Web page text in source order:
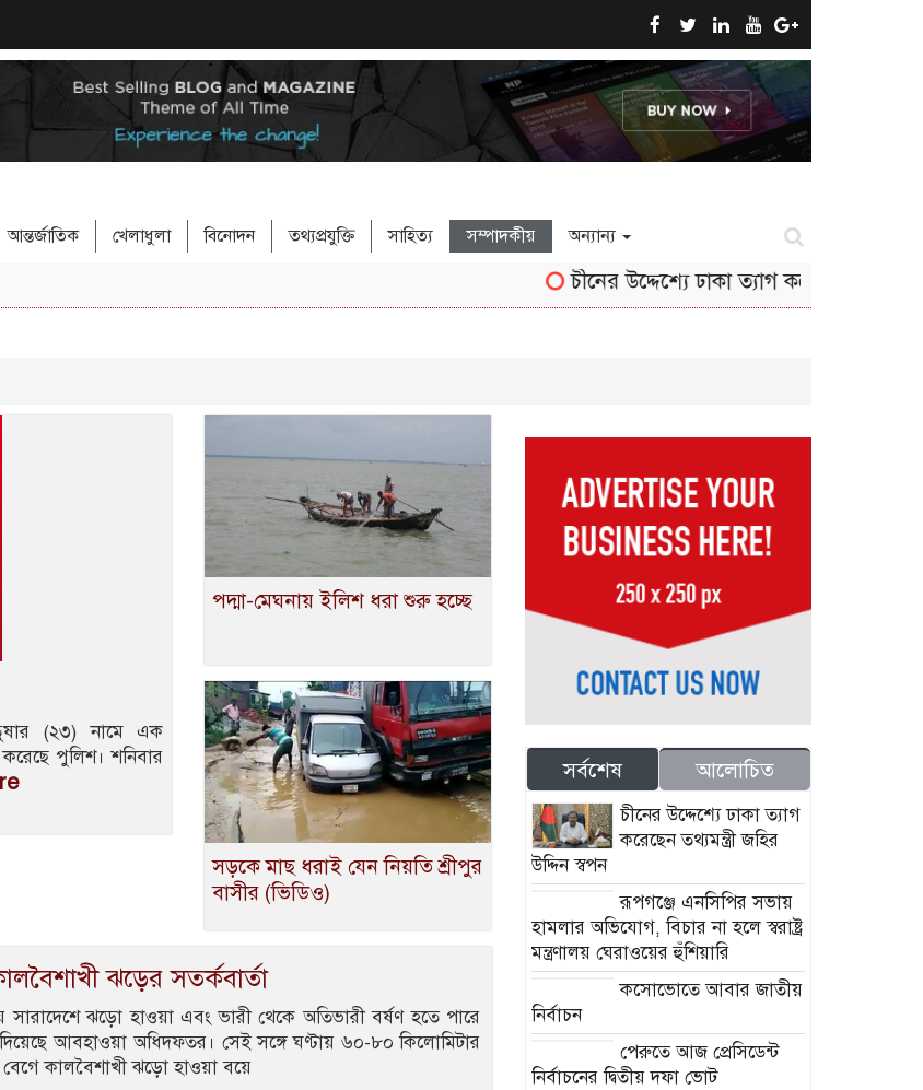
আন্তর্জাতিক খেলাধুলা বিনোদন তথ্যপ্রযুক্তি সাহিত্য সম্পাদকীয় অন্যান্য
চীনের উদ্দেশ্যে ঢাকা ত্যাগ করেছেন তথ্যমন্ত্রী
(২৩) নামে এক
পুলিশ। শনিবার
পদ্মা-মেঘনায় ইলিশ ধরা শুরু হচ্ছে
সড়কে মাছ ধরাই যেন নিয়তি শ্রীপুর
বাসীর (ভিডিও)
ঝড়ের সতর্কবার্তা
সারাদেশে ঝড়ো হাওয়া এবং ভারী থেকে অতিভারী বর্ষণ হতে পারে
আবহাওয়া অধিদফতর। সেই সঙ্গে ঘণ্টায় ৬০-৮০ কিলোমিটার
কালবৈশাখী ঝড়ো হাওয়া বয়ে
সর্বশেষ আলোচিত
চীনের উদ্দেশ্যে ঢাকা ত্যাগ
করেছেন তথ্যমন্ত্রী জহির
উদ্দিন স্বপন
রূপগঞ্জে এনসিপির সভায়
হামলার অভিযোগ, বিচার না হলে স্বরাষ্ট্র
মন্ত্রণালয় ঘেরাওয়ের হুঁশিয়ারি
কসোভোতে আবার জাতীয়
নির্বাচন
পেরুতে আজ প্রেসিডেন্ট
নির্বাচনের দ্বিতীয় দফা ভোট